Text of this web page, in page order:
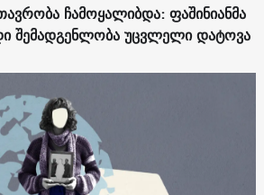
ჩამოყალიბდა: ფაშინიანმა
შემადგენლობა უცვლელი დატოვა